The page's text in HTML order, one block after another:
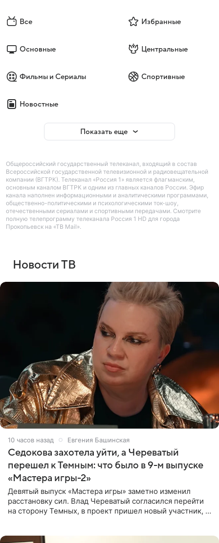
Все Избранные
Основные Центральные
Фильмы и Сериалы Спортивные
Новостные
Показать еще
Общероссийский государственный телеканал, входящий в состав
Всероссийской государственной телевизионной и радиовещательной
компании (ВГТРК). Телеканал «Россия 1» является флагманским,
основным каналом ВГТРК и одним из главных каналов России. Эфир
канала наполнен информационными и аналитическими программами,
общественно-политическими и психологическими ток-шоу,
отечественными сериалами и спортивными передачами. Смотрите
полную телепрограмму телеканала Россия 1 HD для города
Прокопьевск на «ТВ Mail».
Новости ТВ
10 часов назад Евгения Башинская
Седокова захотела уйти, а Череватый
перешел к Темным: что было в 9-м выпуске
«Мастера игры-2»
Девятый выпуск «Мастера игры» заметно изменил
расстановку сил. Влад Череватый согласился перейти
на сторону Темных, в проект пришел новый участник, а